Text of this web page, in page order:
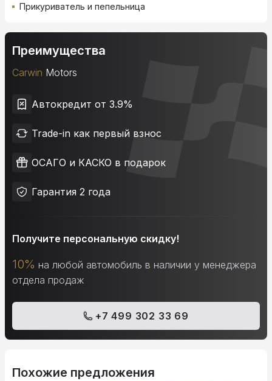
Прикуриватель и пепельница
Преимущества
Carwin Motors
Автокредит от 3.9%
Trade-in как первый взнос
ОСАГО и КАСКО в подарок
Гарантия 2 года
Получите персональную скидку!
10% на любой автомобиль в наличии у менеджера
отдела продаж
+7 499 302 33 69
Похожие предложения